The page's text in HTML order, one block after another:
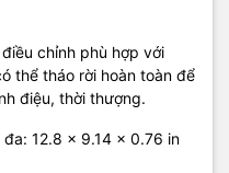
chỉnh phù hợp với
thể tháo rời hoàn toàn để
điệu, thời thượng.
12.8 x 9.14 x 0.76 in